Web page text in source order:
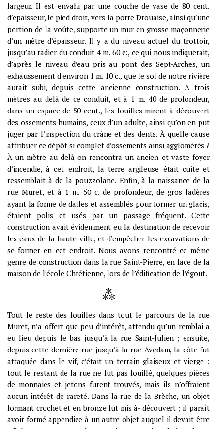
largeur. Il est envahi par une couche de vase de 80 cent.
d’épaisseur, le pied droit, vers la porte Drouaise, ainsi qu’une
portion de la voûte, supporte un mur en grosse maçonnerie
d’un mètre d’épaisseur. Il y a du niveau actuel du trottoir,
jusqu’au radier du conduit 4 m. 60 c:, ce qui nous indiquerait,
d’après le niveau d’eau pris au pont des Sept-Arches, un
exhaussement d’environ 1 m. 10 c., que le sol de notre rivière
aurait subi, depuis cette ancienne construction. À trois
mètres au delà de ce conduit, et à 1 m. 40 de profondeur,
dans un espace de 50 cent., les fouilles mirent à découvert
des ossements humains, ceux d’un adulte, ainsi qu’on en put
juger par l’inspection du crâne et des dents. À quelle cause
attribuer ce dépôt si complet d’ossements ainsi agglomérés ?
À un mètre au delà on rencontra un ancien et vaste foyer
d’incendie, à cet endroit, la terre argileuse était cuite et
ressemblait à de la pouzzolane. Enfin, à la naissance de la
rue Muret, et à 1 m. 50 c. de profondeur, de gros ladères
ayant la forme de dalles et assemblés pour former un glacis,
étaient polis et usés par un passage fréquent. Cette
construction avait évidemment eu la destination de recevoir
les eaux de la haute-ville, et d’empêcher les excavations de
se former en cet endroit. Nous avons rencontré ce même
genre de construction dans la rue Saint-Pierre, en face de la
maison de l’école Chrétienne, lors de l’édification de l’égout.
Tout le reste des fouilles dans tout le parcours de la rue
Muret, n’a offert que peu d’intérêt, attendu qu’un remblai a
eu lieu depuis le bas jusqu’à la rue Saint-Julien ; ensuite,
depuis cette dernière rue jusqu’à la rue Avedam, la côte fut
attaquée dans le vif, c’était un terrain glaiseux et vierge ;
tout le restant de la rue ne fut pas fouillé, quelques pièces
de monnaies et jetons furent trouvés, mais ils n’offraient
aucun intérêt de rareté. Dans la rue de la Brèche, un objet
formant crochet et en bronze fut mis à- découvert ; il paraît
avoir formé appendice à un autre objet auquel il devait être